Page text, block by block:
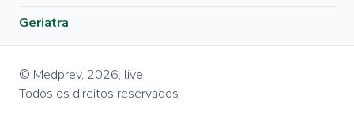
Geriatra
© Medprev, 2026, live
Todos os direitos reservados